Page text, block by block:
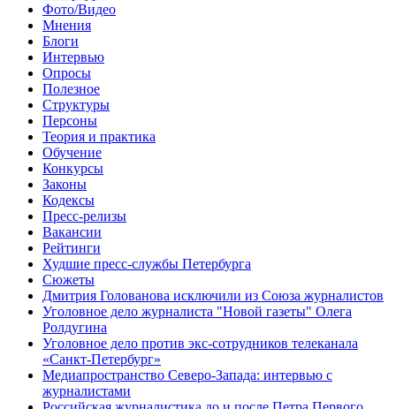
Фото/Видео
Мнения
Блоги
Интервью
Опросы
Полезное
Структуры
Персоны
Теория и практика
Обучение
Конкурсы
Законы
Кодексы
Пресс-релизы
Вакансии
Рейтинги
Худшие пресс-службы Петербурга
Сюжеты
Дмитрия Голованова исключили из Союза журналистов
Уголовное дело журналиста "Новой газеты" Олега
Ролдугина
Уголовное дело против экс-сотрудников телеканала
«Санкт-Петербург»
Медиапространство Северо-Запада: интервью с
журналистами